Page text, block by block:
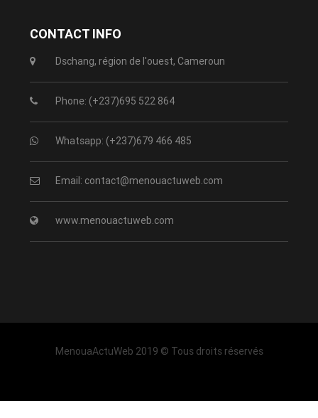
CONTACT INFO
Dschang, région de l'ouest, Cameroun
Phone: (+237)695 522 864
Whatsapp: (+237)679 466 485
Email: contact@menouactuweb.com
www.menouactuweb.com
MenouaActuWeb 2019 © Tous droits réservés